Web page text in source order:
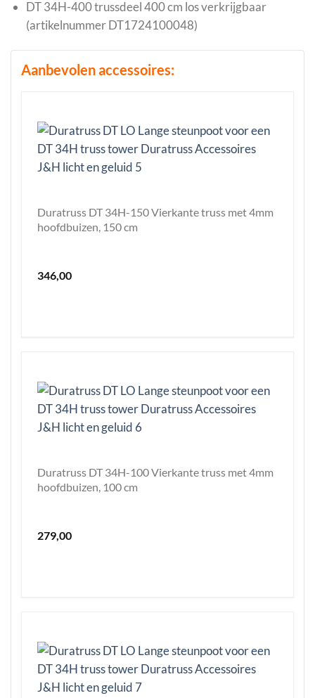
DT 34H-400 trussdeel 400 cm los verkrijgbaar
(artikelnummer DT1724100048)
Aanbevolen accessoires:
Duratruss DT 34H-150 Vierkante truss met 4mm
hoofdbuizen, 150 cm
346,00
Duratruss DT 34H-100 Vierkante truss met 4mm
hoofdbuizen, 100 cm
279,00